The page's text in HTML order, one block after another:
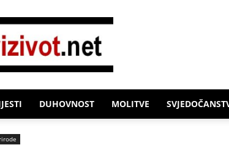
Novi
DUHOVNOST MOLITVE